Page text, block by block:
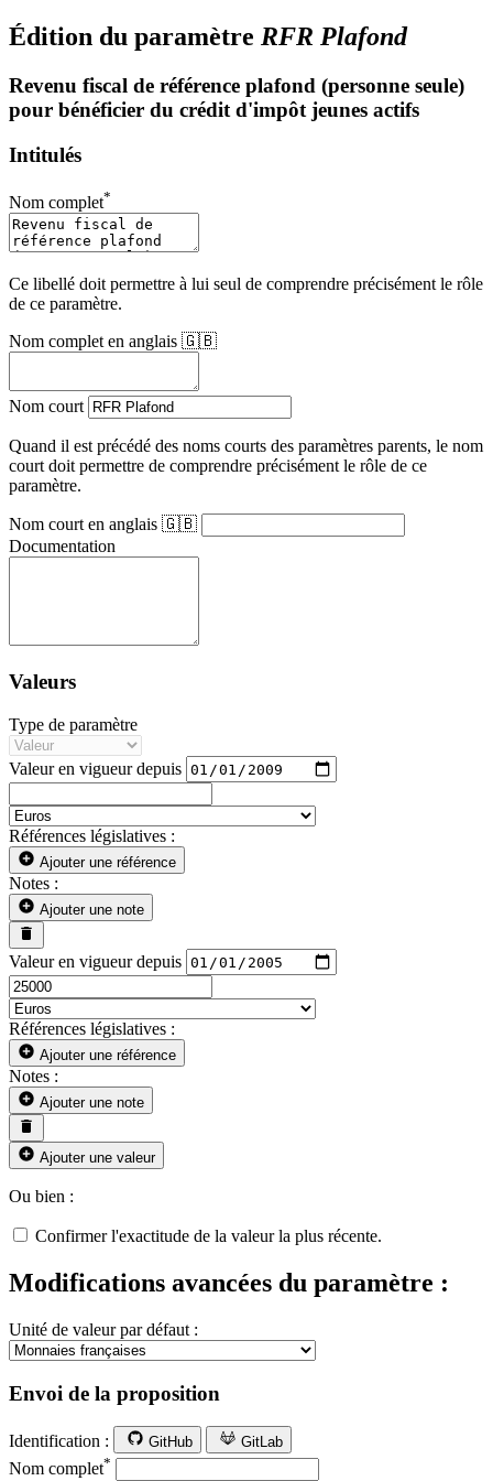
Édition du paramètre RFR Plafond
Revenu fiscal de référence plafond (personne seule)
pour bénéficier du crédit d'impôt jeunes actifs
Intitulés
Nom complet*
Ce libellé doit permettre à lui seul de comprendre précisément le rôle
de ce paramètre.
Nom complet en anglais 🇬🇧
Nom court
Quand il est précédé des noms courts des paramètres parents, le nom
court doit permettre de comprendre précisément le rôle de ce
paramètre.
Nom court en anglais 🇬🇧
Documentation
Valeurs
Type de paramètre
Valeur en vigueur depuis
Références législatives :
Ajouter une référence
Notes :
Ajouter une note
Valeur en vigueur depuis
Références législatives :
Ajouter une référence
Notes :
Ajouter une note
Ajouter une valeur
Ou bien :
Confirmer l'exactitude de la valeur la plus récente.
Modifications avancées du paramètre :
Unité de valeur par défaut :
Envoi de la proposition
Identification : GitHub GitLab
Nom complet*